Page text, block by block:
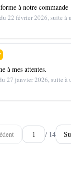
à notre commande
22 février 2026, suite à
à mes attentes.
27 janvier 2026, suite à
/ 14